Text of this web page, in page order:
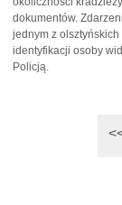
dokumentów.
jednym z
identyfikacji osoby
Policją.